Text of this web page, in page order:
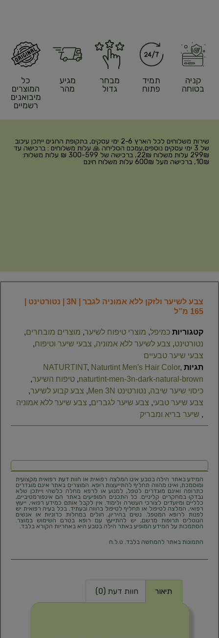
קניה
בטוחה
תמיד
פתוח
מבחר
גדול
מגיע
מהר
כל
המוצרים
מיבואנים
רשמיים
שירות משלוחים לכל הארץ 2-6 ימי עסקים, בתקופת החגים ייתכן עיכוב
של 3 ימי עסקים נוספים,עמכם הסליחה 🙏 עלות משלוחים : ברכישה עד
299₪ עלות משלוח 22₪, ברכישה של 300-599 ₪ עלות משלוח:
10₪, ברכישה מעל 600₪ עלות משלוח חינם
צבע לשיער ולזקן ללא אמוניה לגבר | 3N | נטורטינט |
165 מ”ל
קטגוריות כמיפל, מוצרי טיפוח לשיער, מוצרים מובחרים,
נטורטינט, צבע לשיער ללא אמוניה, צבעי שיער וטיפוח,
צבעי שיער טבעיים
תגיות
NATURTINT, Naturtint Men's Hair Color,
naturtint-men-3n-dark-natural-brown
, טיפוח השיער,
כיסוי שיער שיבה, נטורטינט Men 3N​ , צבע קבוע לשיער,
צבע שיער טבעי​, צבע שיער לגברים, צבע שיער ללא אמוניה​
, שיער בריא ומבריק​
המידע באתר הילה בטבע אינו המלצה רפואית או חוות דעת רפואית מקצועית
ומוסמכת, ואינו מהווה תחליף להתייעצות רופא. המוצרים באתר אינם מוגדרים
כתרופה ואינם מוגדרים לטפל, למנוע או לרפא מחלה כלשהי וייתכן שלא
נבדקו במחקרים קליניים. כל התכנים המופיעים באתר הם אינפורמטיביים,
כלליים ומיועדים לצורכי העשרה ולימוד. אין לקבל אותם כמידע רפואי, ייעוץ
רפואי, המלצה לטיפול או תחליף לטיפול בהווה ובעתיד. בכל בעיה רפואית יש
לפנות לרופא המטפל. נשים בהיריון, חולים במחלות כרוניות או אנשים
הנוטלים תרופות מרשם, יש להתייעץ עם רופא בטרם השימוש במוצר.
הסתמכות על המידע המופיע באתר הילה בטבע היא באחריות הקורא בלבד.
התמונות באתר להמחשה בלבד. ט.ל.ח
תיאור חוות דעת (0)